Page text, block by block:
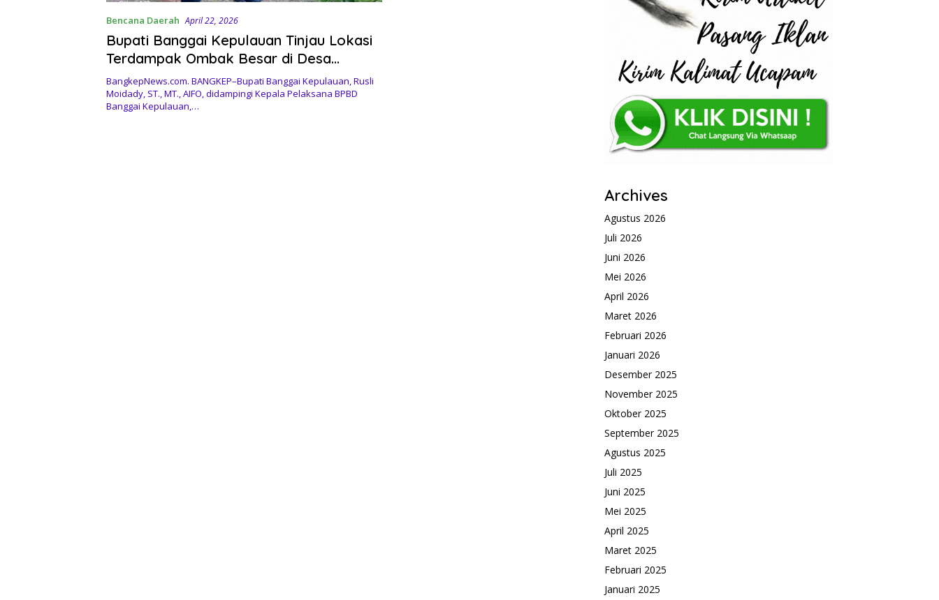
Bencana Daerah April 22, 2026
Bupati Banggai Kepulauan Tinjau Lokasi
Terdampak Ombak Besar di Desa
Luksagu
BangkepNews.com. BANGKEP–Bupati Banggai Kepulauan, Rusli
Moidady, ST., MT., AIFO, didampingi Kepala Pelaksana BPBD
Banggai Kepulauan,…
Archives
Agustus 2026
Juli 2026
Juni 2026
Mei 2026
April 2026
Maret 2026
Februari 2026
Januari 2026
Desember 2025
November 2025
Oktober 2025
September 2025
Agustus 2025
Juli 2025
Juni 2025
Mei 2025
April 2025
Maret 2025
Februari 2025
Januari 2025